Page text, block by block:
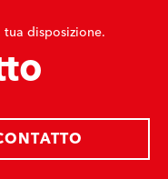
tua disposizione.